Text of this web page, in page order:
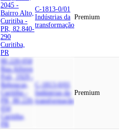
2045 -
Bairro Alto,
Curitiba -
PR, 82.840-
290
Curitiba,
PR
C-1813-0/01
Indústrias da
transformação
Premium
80.220-050
Rua Alferes
Poli, 1929 -
Reboucas,
Curitiba -
PR, 80.220-
050
Curitiba,
C-1813-0/01
Indústrias da
transformação
Premium